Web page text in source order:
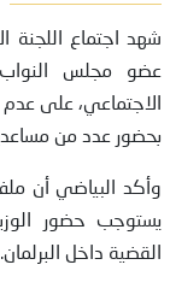
شهد اجتماع اللجنة
عضو مجلس النواب
الاجتماعي، على عدم
بحضور عدد من
يستوجب حضور
القضية داخل البرلمان.